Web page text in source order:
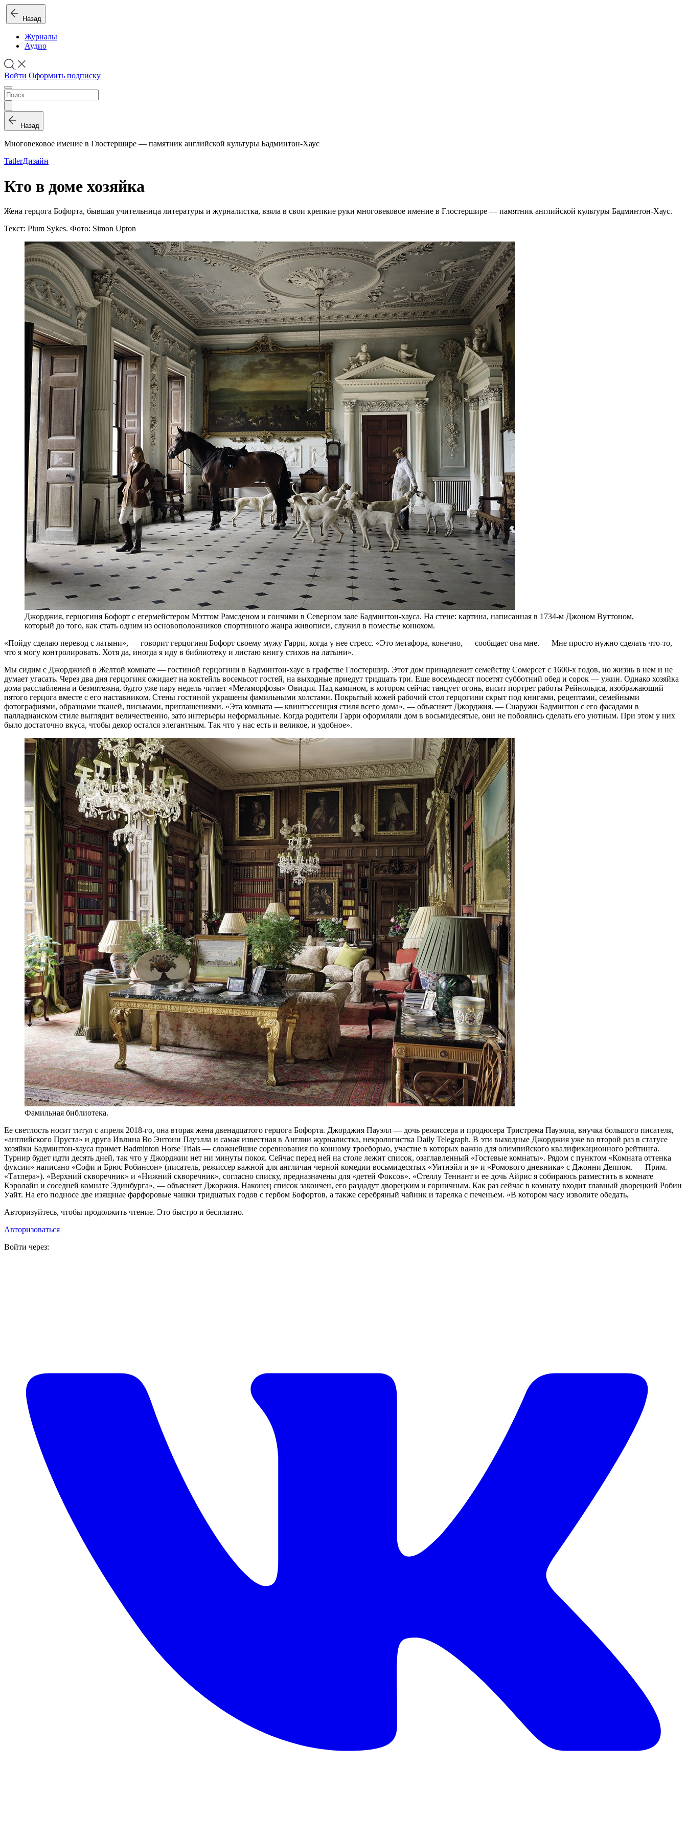
Назад
Журналы
Аудио
Войти Оформить подписку
Назад
Многовековое имение в Глостершире — памятник английской культуры Бадминтон-Хаус
TatlerДизайн
Кто в доме хозяйка
Жена герцога Бофорта, бывшая учительница литературы и журналистка, взяла в свои крепкие руки многовековое имение в Глостершире — памятник английской культуры Бадминтон-Хаус.
Текст: Plum Sykes. Фото: Simon Upton
Джорджия, герцогиня Бофорт с егермейстером Мэттом Рамсденом и гончими в Северном зале Бадминтон-хауса. На стене: картина, написанная в 1734‑м Джоном Вуттоном,
который до того, как стать одним из основоположников спортивного жанра живописи, служил в поместье конюхом.
«Пойду сделаю перевод с латыни», — говорит герцогиня Бофорт своему мужу Гарри, когда у нее стресс. «Это метафора, конечно, — сообщает она мне. — Мне просто нужно сделать что-то,
что я могу контролировать. Хотя да, иногда я иду в библиотеку и листаю книгу стихов на латыни».
Мы сидим с Джорджией в Желтой комнате — гостиной герцогини в Бадминтон-хаус в графстве Глостершир. Этот дом принадлежит семейству Сомерсет с 1600‑х годов, но жизнь в нем и не
думает угасать. Через два дня герцогиня ожидает на коктейль восемьсот гостей, на выходные приедут тридцать три. Еще восемьдесят посетят субботний обед и сорок — ужин. Однако хозяйка
дома расслабленна и безмятежна, будто уже пару недель читает «Метаморфозы» Овидия. Над камином, в котором сейчас танцует огонь, висит портрет работы Рейнольдса, изображающий
пятого герцога вместе с его наставником. Стены гостиной украшены фамильными холстами. Покрытый кожей рабочий стол герцогини скрыт под книгами, рецептами, семейными
фотографиями, образцами тканей, письмами, приглашениями. «Эта комната — квинтэссенция стиля всего дома», — объясняет Джорджия. — Снаружи Бадминтон с его фасадами в
палладианском стиле выглядит величественно, зато интерьеры неформальные. Когда родители Гарри оформляли дом в восьмидесятые, они не побоялись сделать его уютным. При этом у них
было достаточно вкуса, чтобы декор остался элегантным. Так что у нас есть и великое, и удобное».
Фамильная библиотека.
Ее светлость носит титул c апреля 2018‑го, она вторая жена двенадцатого герцога Бофорта. Джорджия Пауэлл — дочь режиссера и продюсера Тристрема Пауэлла, внучка большого писателя,
«английского Пруста» и друга Ивлина Во Энтони Пауэлла и самая известная в Англии журналистка, некрологистка Daily Telegraph. В эти выходные Джорджия уже во второй раз в статусе
хозяйки Бадминтон-хауса примет Badminton Horse Trials — сложнейшие соревнования по конному троеборью, участие в которых важно для олимпийского квалификационного рейтинга.
Турнир будет идти десять дней, так что у Джорджии нет ни минуты покоя. Сейчас перед ней на столе лежит список, озаглавленный «Гостевые комнаты». Рядом с пунктом «Комната оттенка
фуксии» написано «Софи и Брюс Робинсон» (писатель, режиссер важной для англичан черной комедии восьмидесятых «Уитнэйл и я» и «Ромового дневника» с Джонни Деппом. — Прим.
«Татлера»). «Верхний скворечник» и «Нижний скворечник», согласно списку, предназначены для «детей Фоксов». «Стеллу Теннант и ее дочь Айрис я собираюсь разместить в комнате
Кэролайн и соседней комнате Эдинбурга», — объясняет Джоржия. Наконец список закончен, его раздадут дворецким и горничным. Как раз сейчас в комнату входит главный дворецкий Робин
Уайт. На его подносе две изящные фарфоровые чашки тридцатых годов с гербом Бофортов, а также серебряный чайник и тарелка c печеньем. «В котором часу изволите обедать,
Авторизуйтесь, чтобы продолжить чтение. Это быстро и бесплатно.
Авторизоваться
Войти через: